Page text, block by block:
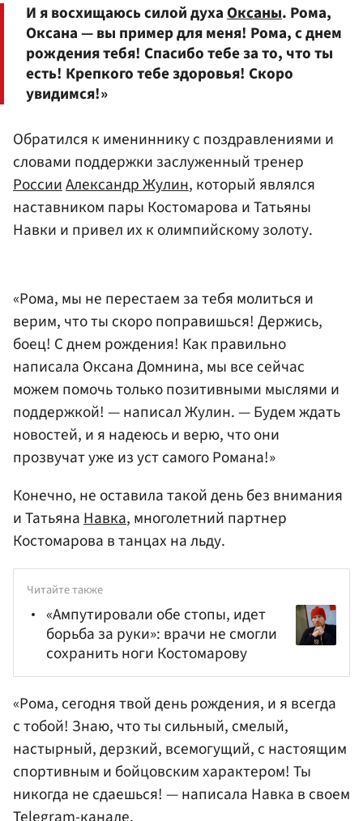
И я восхищаюсь силой духаОксаны. Рома,
Оксана — вы пример для меня! Рома, с днем
рождения тебя! Спасибо тебе за то, что ты
есть! Крепкого тебе здоровья! Скоро
увидимся!»
Обратился к имениннику с поздравлениями и
словами поддержки заслуженный тренер
РоссииАлександр Жулин, который являлся
наставником пары Костомарова и Татьяны
Навки и привел их к олимпийскому золоту.
«Рома, мы не перестаем за тебя молиться и
верим, что ты скоро поправишься! Держись,
боец! С днем рождения! Как правильно
написала Оксана Домнина, мы все сейчас
можем помочь только позитивными мыслями и
поддержкой! — написал Жулин. — Будем ждать
новостей, и я надеюсь и верю, что они
прозвучат уже из уст самого Романа!»
Конечно, не оставила такой день без внимания
и ТатьянаНавка, многолетний партнер
Костомарова в танцах на льду.
Читайте также
«Ампутировали обе стопы, идет
борьба за руки»: врачи не смогли
сохранить ноги Костомарову
«Рома, сегодня твой день рождения, и я всегда
с тобой! Знаю, что ты сильный, смелый,
настырный, дерзкий, всемогущий, с настоящим
спортивным и бойцовским характером! Ты
никогда не сдаешься! — написала Навка в своем